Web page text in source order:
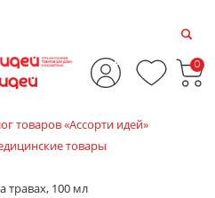
0
товаров «‎Ассорти идей»‎
товары
травах, 100 мл